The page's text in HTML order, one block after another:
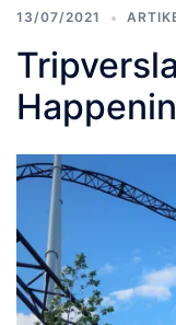
13/07/2021